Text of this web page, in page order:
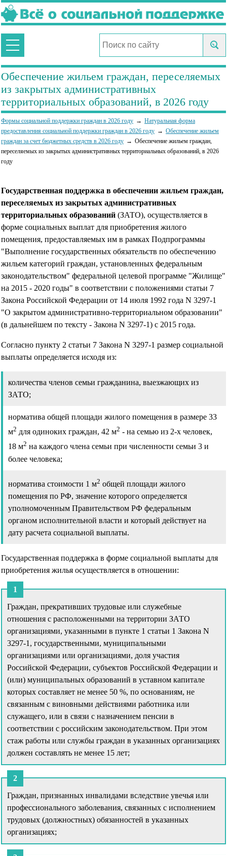
Обеспечение жильем граждан, переселяемых
из закрытых административных
территориальных образований, в 2026 году
Формы социальной поддержки граждан в 2026 году
Натуральная форма
предоставления социальной поддержки граждан в 2026 году
Обеспечение жильем
граждан за счет бюджетных средств в 2026 году
Обеспечение жильем граждан,
переселяемых из закрытых административных территориальных образований, в 2026
году
Государственная поддержка в обеспечении жильем граждан,
переселяемых из закрытых административных
территориальных образований (ЗАТО), осуществляется в
форме социальных выплат для приобретения жилого
помещения, предоставляемых им в рамках Подпрограммы
"Выполнение государственных обязательств по обеспечению
жильем категорий граждан, установленных федеральным
законодательством" федеральной целевой программе "Жилище"
на 2015 - 2020 годы" в соответствии с положениями статьи 7
Закона Российской Федерации от 14 июля 1992 года N 3297-1
"О закрытом административно-территориальном образовании"
(в дальнейшем по тексту - Закона N 3297-1) с 2015 года.
Согласно пункту 2 статьи 7 Закона N 3297-1 размер социальной
выплаты определяется исходя из:
количества членов семьи гражданина, выезжающих из
ЗАТО;
норматива общей площади жилого помещения в размере 33
м2 для одиноких граждан, 42 м2 - на семью из 2-х человек,
18 м2 на каждого члена семьи при численности семьи 3 и
более человека;
норматива стоимости 1 м2 общей площади жилого
помещения по РФ, значение которого определяется
уполномоченным Правительством РФ федеральным
органом исполнительной власти и который действует на
дату расчета социальной выплаты.
Государственная поддержка в форме социальной выплаты для
приобретения жилья осуществляется в отношении:
Граждан, прекративших трудовые или служебные
отношения с расположенными на территории ЗАТО
организациями, указанными в пункте 1 статьи 1 Закона N
3297-1, государственными, муниципальными
организациями или организациями, доля участия
Российской Федерации, субъектов Российской Федерации и
(или) муниципальных образований в уставном капитале
которых составляет не менее 50 %, по основаниям, не
связанным с виновными действиями работника или
служащего, или в связи с назначением пенсии в
соответствии с российским законодательством. При этом
стаж работы или службы граждан в указанных организациях
должен составлять не менее 15 лет;
Граждан, признанных инвалидами вследствие увечья или
профессионального заболевания, связанных с исполнением
трудовых (должностных) обязанностей в указанных
организациях;